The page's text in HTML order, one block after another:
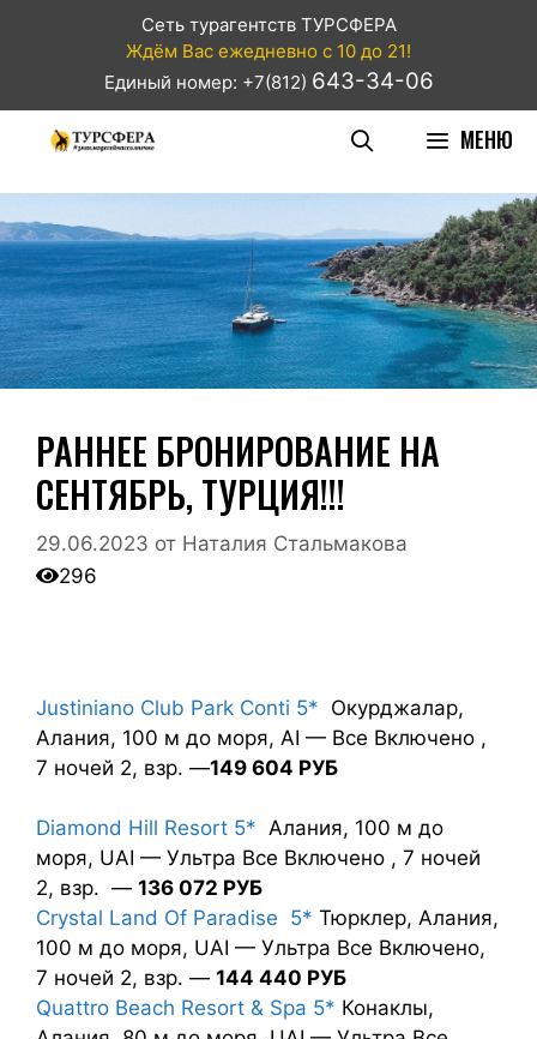
Сеть турагентств ТУРСФЕРА
Ждём Вас ежедневно с 10 до 21!
Единый номер: +7(812) 643-34-06
МЕНЮ
РАННЕЕ БРОНИРОВАНИЕ НА
СЕНТЯБРЬ, ТУРЦИЯ!!!
29.06.2023 от Наталия Стальмакова
296
Justiniano Club Park Conti 5* Окурджалар,
Алания, 100 м до моря, AI — Все Включено ,
7 ночей 2, взр. —149 604 РУБ
Diamond Hill Resort 5* Алания, 100 м до
моря, UAI — Ультра Все Включено , 7 ночей
2, взр. — 136 072 РУБ
Crystal Land Of Paradise 5* Тюрклер, Алания,
100 м до моря, UAI — Ультра Все Включено,
7 ночей 2, взр. — 144 440 РУБ
Quattro Beach Resort & Spa 5* Конаклы,